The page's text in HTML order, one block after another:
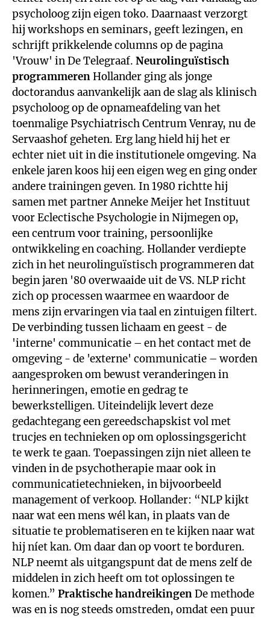
psycholoog zijn eigen toko. Daarnaast verzorgt
hij workshops en seminars, geeft lezingen, en
schrijft prikkelende columns op de pagina
'Vrouw' in De Telegraaf. Neurolinguïstisch
programmerenHollander ging als jonge
doctorandus aanvankelijk aan de slag als klinisch
psycholoog op de opnameafdeling van het
toenmalige Psychiatrisch Centrum Venray, nu de
Servaashof geheten. Erg lang hield hij het er
echter niet uit in die institutionele omgeving. Na
enkele jaren koos hij een eigen weg en ging onder
andere trainingen geven. In 1980 richtte hij
samen met partner Anneke Meijer het Instituut
voor Eclectische Psychologie in Nijmegen op,
een centrum voor training, persoonlijke
ontwikkeling en coaching. Hollander verdiepte
zich in het neurolinguïstisch programmeren dat
begin jaren '80 overwaaide uit de VS. NLP richt
zich op processen waarmee en waardoor de
mens zijn ervaringen via taal en zintuigen filtert.
De verbinding tussen lichaam en geest - de
'interne' communicatie – en het contact met de
omgeving - de 'externe' communicatie – worden
aangesproken om bewust veranderingen in
herinneringen, emotie en gedrag te
bewerkstelligen. Uiteindelijk levert deze
gedachtegang een gereedschapskist vol met
trucjes en technieken op om oplossingsgericht
te werk te gaan. Toepassingen zijn niet alleen te
vinden in de psychotherapie maar ook in
communicatietechnieken, in bijvoorbeeld
management of verkoop. Hollander: “NLP kijkt
naar wat een mens wél kan, in plaats van de
situatie te problematiseren en te kijken naar wat
hij níet kan. Om daar dan op voort te borduren.
NLP neemt als uitgangspunt dat de mens zelf de
middelen in zich heeft om tot oplossingen te
komen.” Praktische handreikingenDe methode
was en is nog steeds omstreden, omdat een puur